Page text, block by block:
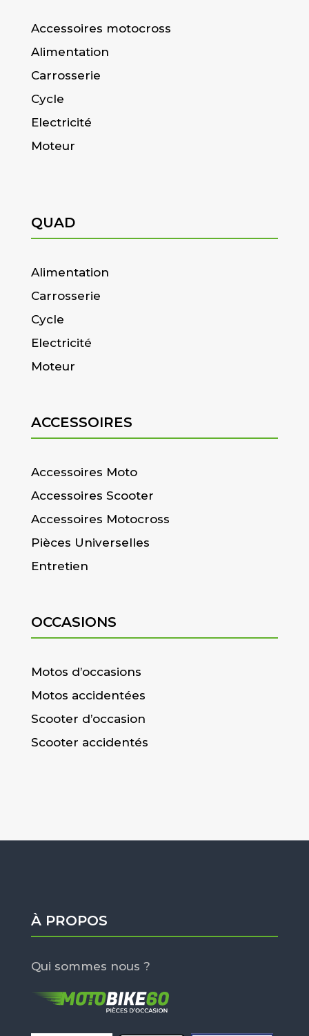
Accessoires motocross
Alimentation
Carrosserie
Cycle
Electricité
Moteur
QUAD
Alimentation
Carrosserie
Cycle
Electricité
Moteur
ACCESSOIRES
Accessoires Moto
Accessoires Scooter
Accessoires Motocross
Pièces Universelles
Entretien
OCCASIONS
Motos d’occasions
Motos accidentées
Scooter d’occasion
Scooter accidentés
À PROPOS
Qui sommes nous ?